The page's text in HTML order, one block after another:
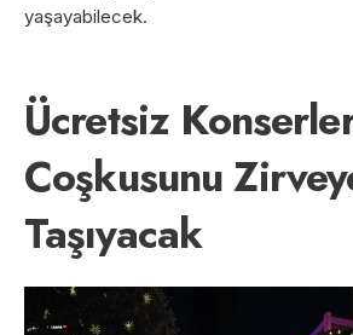
yaşayabilecek.
Ücretsiz
Coşkusunu
Taşıyacak